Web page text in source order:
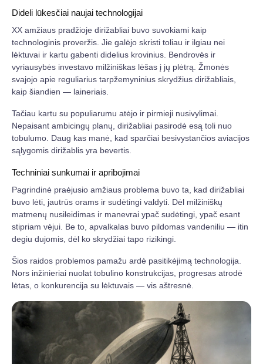
Dideli lūkesčiai naujai technologijai
XX amžiaus pradžioje dirižabliai buvo suvokiami kaip
technologinis proveržis. Jie galėjo skristi toliau ir ilgiau nei
lėktuvai ir kartu gabenti didelius krovinius. Bendrovės ir
vyriausybės investavo milžiniškas lėšas į jų plėtrą. Žmonės
svajojo apie reguliarius tarpžemyninius skrydžius dirižabliais,
kaip šiandien — laineriais.
Tačiau kartu su populiarumu atėjo ir pirmieji nusivylimai.
Nepaisant ambicingų planų, dirižabliai pasirodė esą toli nuo
tobulumo. Daug kas manė, kad sparčiai besivystančios aviacijos
sąlygomis dirižablis yra bevertis.
Techniniai sunkumai ir apribojimai
Pagrindinė praėjusio amžiaus problema buvo ta, kad dirižabliai
buvo lėti, jautrūs orams ir sudėtingi valdyti. Dėl milžiniškų
matmenų nusileidimas ir manevrai ypač sudėtingi, ypač esant
stipriam vėjui. Be to, apvalkalas buvo pildomas vandeniliu — itin
degiu dujomis, dėl ko skrydžiai tapo rizikingi.
Šios raidos problemos pamažu ardė pasitikėjimą technologija.
Nors inžinieriai nuolat tobulino konstrukcijas, progresas atrodė
lėtas, o konkurencija su lėktuvais — vis aštresnė.